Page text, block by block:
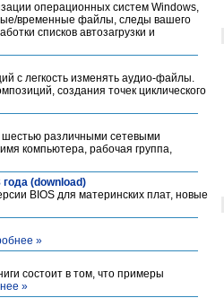
операционных систем Windows,
временные файлы, следы вашего
списков автозагрузки и
с легкость изменять аудио-файлы.
создания точек циклического
шестью различными сетевыми
компьютера, рабочая группа,
(download)
BIOS для материнских плат, новые
»
состоит в том, что примеры
»